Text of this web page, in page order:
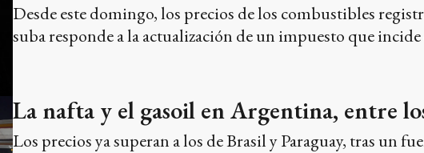
Desde este domingo, los precios de los combustibles
suba responde a la actualización de un impuesto que
La nafta y el gasoil en Argentina, entre
Los precios ya superan a los de Brasil y Paraguay, tras un